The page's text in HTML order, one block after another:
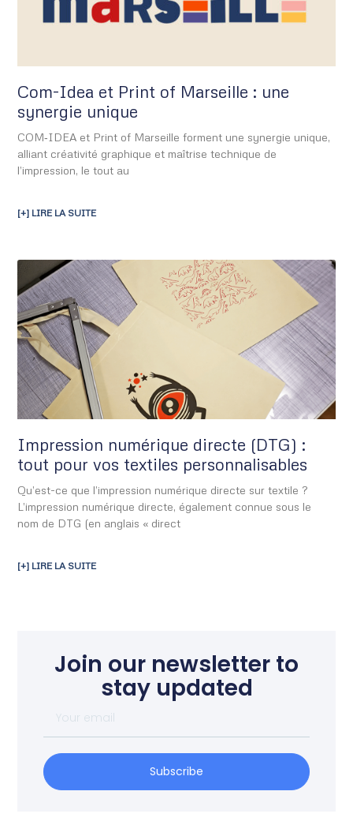
Com-Idea et Print of Marseille : une
synergie unique
COM‑IDEA et Print of Marseille forment une synergie unique,
alliant créativité graphique et maîtrise technique de
l’impression, le tout au
[+] LIRE LA SUITE
Impression numérique directe (DTG) :
tout pour vos textiles personnalisables
Qu’est-ce que l’impression numérique directe sur textile ?
L’impression numérique directe, également connue sous le
nom de DTG (en anglais « direct
[+] LIRE LA SUITE
Join our newsletter to
stay updated
Subscribe